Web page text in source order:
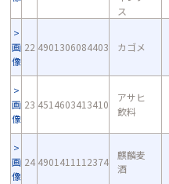
ス
画
像
22 4901306084403 カゴメ
画
像
23 4514603413410
アサヒ
飲料
画
像
24 4901411112374
麒麟麦
酒